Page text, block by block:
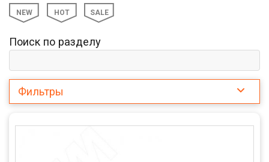
NEW HOT SALE
Поиск по разделу
Фильтры